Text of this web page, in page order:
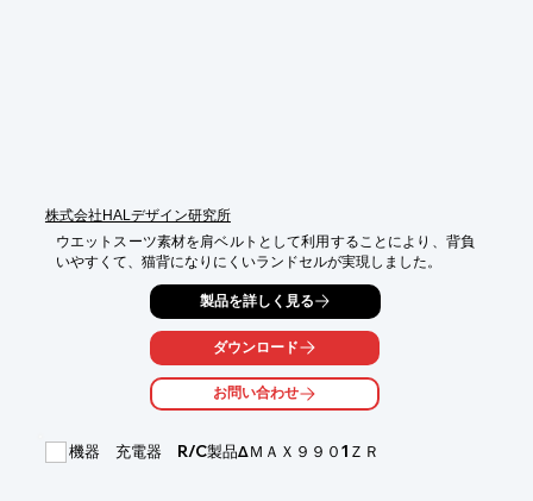
株式会社HALデザイン研究所
ウエットスーツ素材を肩ベルトとして利用することにより、背負
いやすくて、猫背になりにくいランドセルが実現しました。
製品を詳しく見る
ダウンロード
お問い合わせ
機器 充電器 R/C製品ΔＭＡＸ９９０1ＺＲ